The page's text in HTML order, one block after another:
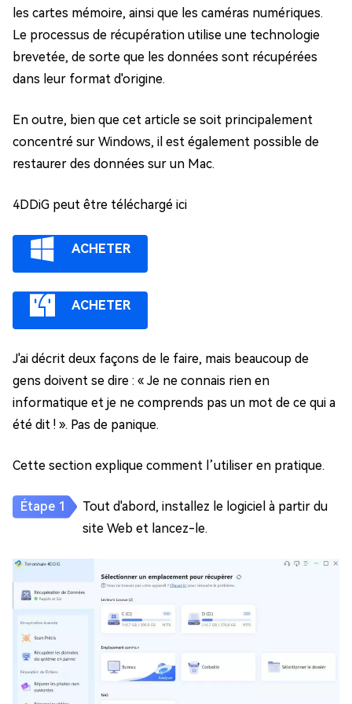
les cartes mémoire, ainsi que les caméras numériques.
Le processus de récupération utilise une technologie
brevetée, de sorte que les données sont récupérées
dans leur format d'origine.
En outre, bien que cet article se soit principalement
concentré sur Windows, il est également possible de
restaurer des données sur un Mac.
4DDiG peut être téléchargé ici
ACHETER
ACHETER
J'ai décrit deux façons de le faire, mais beaucoup de
gens doivent se dire : « Je ne connais rien en
informatique et je ne comprends pas un mot de ce qui a
été dit ! ». Pas de panique.
Cette section explique comment l’utiliser en pratique.
Tout d'abord, installez le logiciel à partir du
site Web et lancez-le.